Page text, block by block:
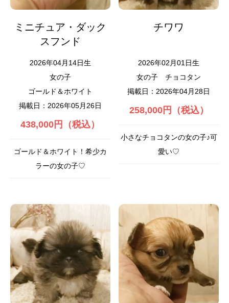
ミニチュア・ダック
スフンド
2026年04月14日生
女の子
ゴールド＆ホワイト
掲載日：2026年05月26日
438,000円（税込）
ゴールド＆ホワイト！希少カ
ラーの女の子♡
チワワ
2026年02月01日生
女の子
チョコタン
掲載日：2026年04月28日
258,000円（税込）
小さなチョコタンの女の子♪可
愛い♡